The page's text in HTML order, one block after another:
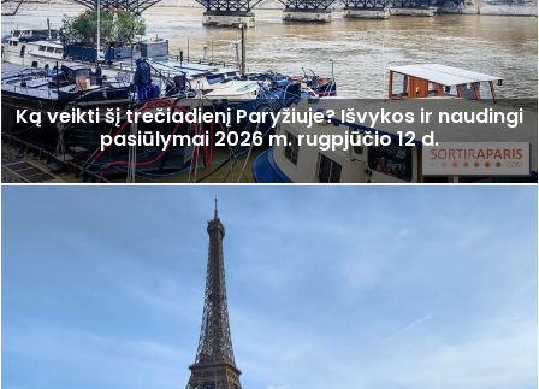
Ką veikti šį trečiadienį Paryžiuje? Išvykos ir naudingi
pasiūlymai 2026 m. rugpjūčio 12 d.